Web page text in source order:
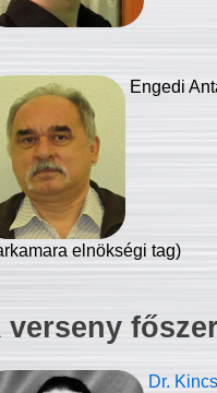
Engedi
elnökségi tag)
verseny
Dr.